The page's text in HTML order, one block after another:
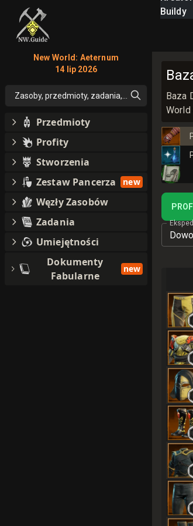
Buildy
Baza
World
New World: Aeternum
14 lip 2026
Zasoby, przedmioty, zadania, moby, perki,
Przedmioty
Profity
Stworzenia
Zestaw Pancerza
new
Węzły Zasobów
Zadania
Umiejętności
Dokumenty
Fabularne
new